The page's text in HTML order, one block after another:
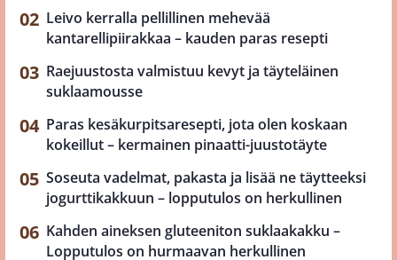
Leivo kerralla pellillinen mehevää
kantarellipiirakkaa – kauden paras resepti
Raejuustosta valmistuu kevyt ja täyteläinen
suklaamousse
Paras kesäkurpitsaresepti, jota olen koskaan
kokeillut – kermainen pinaatti-juustotäyte
Soseuta vadelmat, pakasta ja lisää ne täytteeksi
jogurttikakkuun – lopputulos on herkullinen
Kahden aineksen gluteeniton suklaakakku –
Lopputulos on hurmaavan herkullinen